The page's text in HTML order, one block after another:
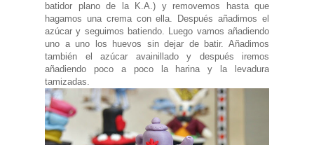
batidor plano de la K.A.) y removemos hasta que
hagamos una crema con ella. Después añadimos el
azúcar y seguimos batiendo. Luego vamos añadiendo
uno a uno los huevos sin dejar de batir. Añadimos
también el azúcar avainillado y después iremos
añadiendo poco a poco la harina y la levadura
tamizadas.